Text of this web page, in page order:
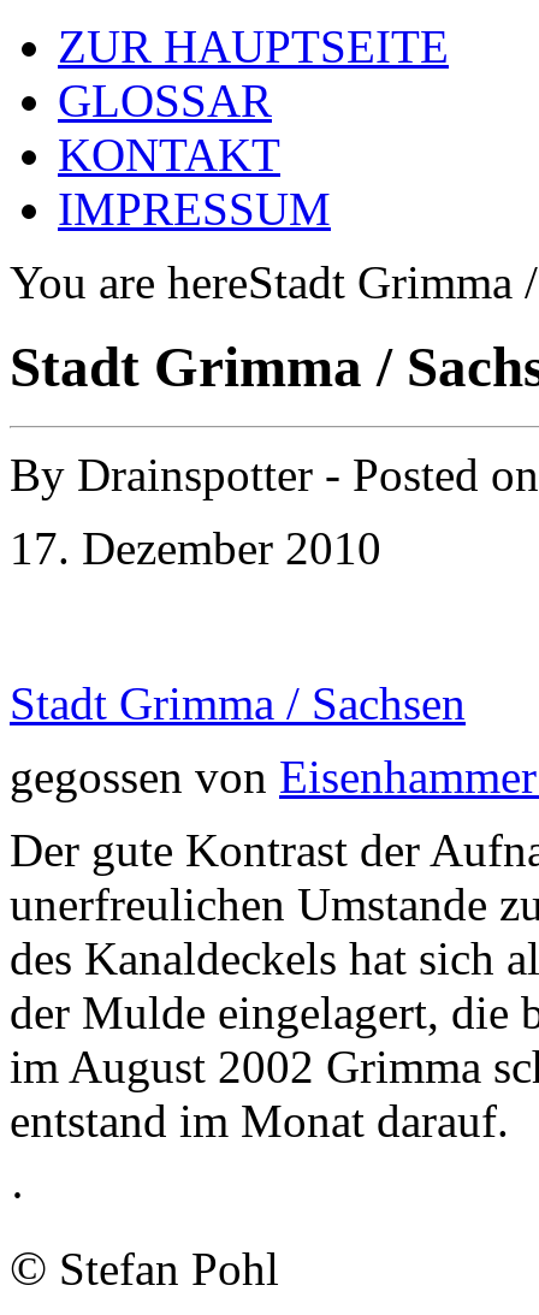
ZUR HAUPTSEITE
GLOSSAR
KONTAKT
IMPRESSUM
You are hereStadt Grimma
Stadt Grimma /
By Drainspotter - Posted
17. Dezember 2010
Stadt Grimma / Sachsen
gegossen von
Der gute Kontrast der
unerfreulichen Umstande
des Kanaldeckels hat sich
der Mulde eingelagert, die
im August 2002 Grimma
entstand im Monat darauf.
·
© Stefan Pohl